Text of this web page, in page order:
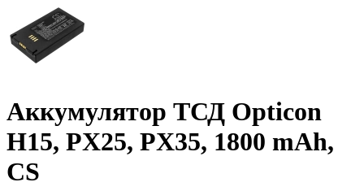
Аккумулятор ТСД Opticon
H15, PX25, PX35, 1800 mAh,
CS